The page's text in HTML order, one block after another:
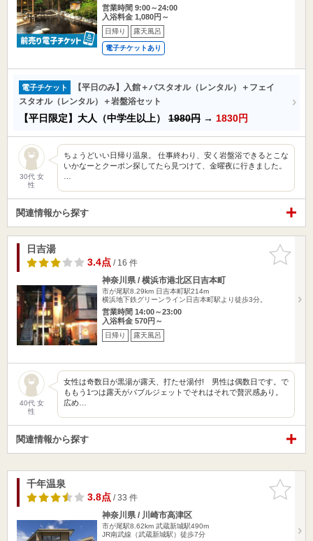
営業時間 9:00～24:00
入浴料金 1,080円～
日帰り 露天風呂
電子チケットあり
電子チケット
【平日のみ】入館＋バスタオル（レンタル）＋フェイ
スタオル（レンタル）＋岩盤浴セット
【平日限定】大人（中学生以上） 1980円 → 1830円
30代 女
性
ちょうどいい日帰り温泉。 仕事終わり、安く岩盤浴できるとこな
いかなーとクーポン探してたら見つけて、金曜夜に行きました。
関連情報から探す
お気に入
りに追加
日吉湯
3.4点/ 16 件
神奈川県 / 横浜市港北区日吉本町
市が尾駅8.29km 日吉本町駅214m
横浜地下鉄グリーンライン日吉本町駅より徒歩3分。
営業時間 14:00～23:00
入浴料金 570円～
日帰り 露天風呂
40代 女
性
女性は奇数日が黒湯が露天、打たせ湯付! 男性は偶数日です。で
ももう1つは露天がバブルジェットでそれはそれで贅沢感あり。
広め…
関連情報から探す
お気に入
りに追加
千年温泉
3.8点/ 33 件
神奈川県 / 川崎市高津区
市が尾駅8.62km 武蔵新城駅490m
JR南武線（武蔵新城駅）徒歩7分